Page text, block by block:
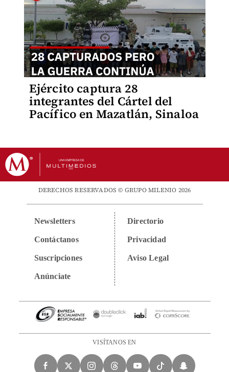
Ejército captura 28
integrantes del Cártel del
Pacífico en Mazatlán, Sinaloa
DERECHOS RESERVADOS © GRUPO MILENIO 2026
Newsletters
Contáctanos
Suscripciones
Anúnciate
Directorio
Privacidad
Aviso Legal
VISÍTANOS EN